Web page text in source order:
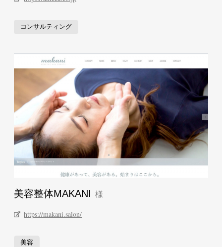
コンサルティング
美容整体MAKANI
https://makani.salon/
美容